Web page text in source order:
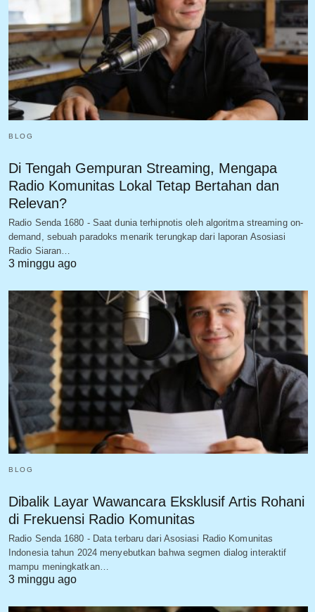
BLOG
Di Tengah Gempuran Streaming, Mengapa
Radio Komunitas Lokal Tetap Bertahan dan
Relevan?
Radio Senda 1680 - Saat dunia terhipnotis oleh algoritma streaming on-
demand, sebuah paradoks menarik terungkap dari laporan Asosiasi
Radio Siaran…
3 minggu ago
BLOG
Dibalik Layar Wawancara Eksklusif Artis Rohani
di Frekuensi Radio Komunitas
Radio Senda 1680 - Data terbaru dari Asosiasi Radio Komunitas
Indonesia tahun 2024 menyebutkan bahwa segmen dialog interaktif
mampu meningkatkan…
3 minggu ago